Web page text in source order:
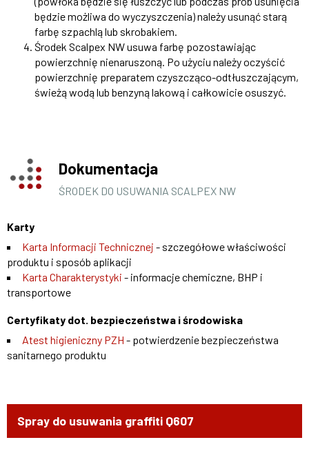
będzie możliwa do wyczyszczenia) należy usunąć starą
farbę szpachlą lub skrobakiem.
Środek Scalpex NW usuwa farbę pozostawiając
powierzchnię nienaruszoną. Po użyciu należy oczyścić
powierzchnię preparatem czyszcząco-odtłuszczającym,
świeżą wodą lub benzyną lakową i całkowicie osuszyć.
Dokumentacja
ŚRODEK DO USUWANIA SCALPEX NW
Karty
Karta Informacji Technicznej - szczegółowe właściwości
produktu i sposób aplikacji
Karta Charakterystyki - informacje chemiczne, BHP i
transportowe
Certyfikaty dot. bezpieczeństwa i środowiska
Atest higieniczny PZH - potwierdzenie bezpieczeństwa
sanitarnego produktu
Spray do usuwania graffiti Q607